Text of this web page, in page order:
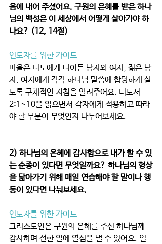
음에 내어 주셨어요. 구원의 은혜를 받은 하나
님의 백성은 이 세상에서 어떻게 살아가야 하
나요? (12, 14절)
인도자를 위한 가이드
바울은 디도에게 나이든 남자와 여자, 젊은 남
자, 여자에게 각각 하나님 말씀에 합당하게 살
도록 구체적인 지침을 알려주어요. 디도서
2:1~10을 읽으면서 각자에게 적용하고 따라
야 할 부분이 무엇인지 나누어보세요.
2) 하나님의 은혜에 감사함으로 내가 할 수 있
는 순종이 있다면 무엇일까요? 하나님의 형상
을 닮아가기 위해 매일 연습해야 할 말이나 행
동이 있다면 나눠보세요.
인도자를 위한 가이드
그리스도인은 구원의 은혜를 주신 하나님께
감사하며 선한 일에 열심을 낼 수 있어요. 일